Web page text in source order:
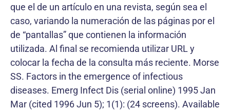
que el de un artículo en una revista, según sea el
caso, variando la numeración de las páginas por el
de “pantallas” que contienen la información
utilizada. Al final se recomienda utilizar URL y
colocar la fecha de la consulta más reciente. Morse
SS. Factors in the emergence of infectious
diseases. Emerg Infect Dis (serial online) 1995 Jan
Mar (cited 1996 Jun 5); 1(1): (24 screens). Available